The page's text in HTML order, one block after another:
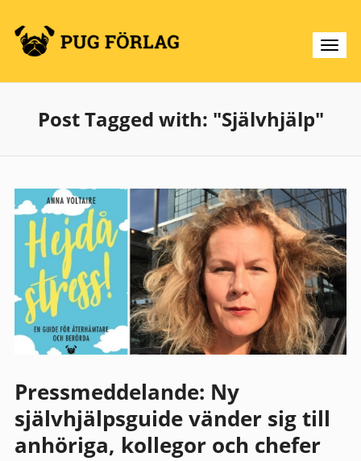
Post Tagged with: "Självhjälp"
Pressmeddelande: Ny
självhjälpsguide vänder sig till
anhöriga, kollegor och chefer